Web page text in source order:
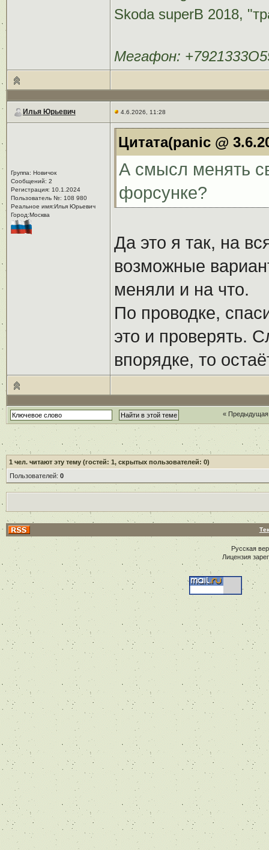
Skoda superB 2018,
Мегафон:
Илья Юрьевич 4.6.2026, 11:28
Группа: Новичок
Сообщений: 2
Регистрация: 10.1.2024
Пользователь №: 108 980
Реальное имя:Илья Юрьевич
Город:Москва
Цитата(panic @
А смысл менять
форсунке?
Да это я так, на
возможные
меняли и на что.
По проводке,
это и проверять.
впорядке, то
«
1 чел. читают эту тему (гостей: 1, скрытых пользователей: 0)
Пользователей: 0
Русская
Лицензия